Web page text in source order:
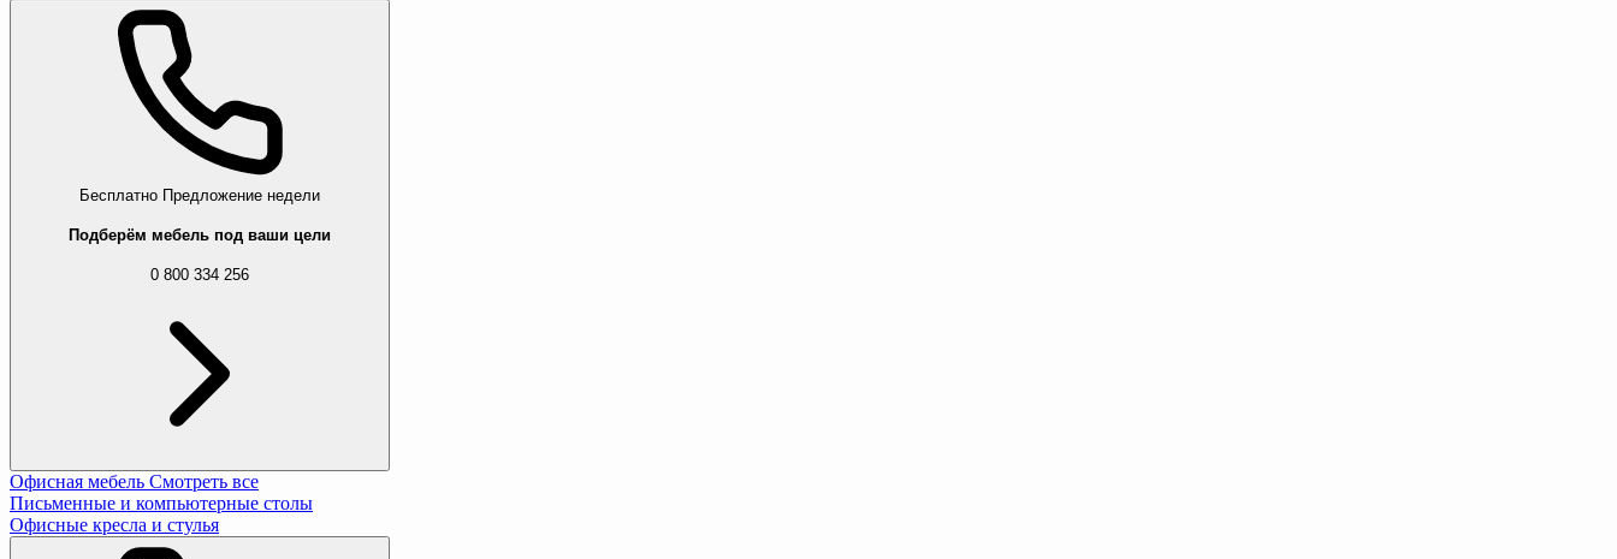
Бесплатно Предложение недели
Подберём мебель под ваши цели
0 800 334 256
Офисная мебель Смотреть все
Письменные и компьютерные столы
Офисные кресла и стулья